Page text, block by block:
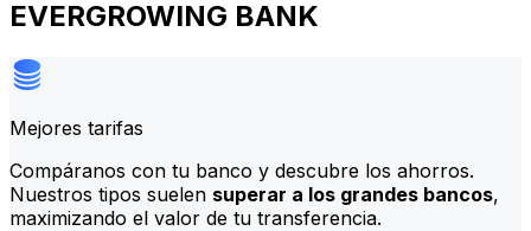
EVERGROWING BANK
Mejores tarifas
Compáranos con tu banco y descubre los ahorros.
Nuestros tipos suelen superar a los grandes bancos,
maximizando el valor de tu transferencia.